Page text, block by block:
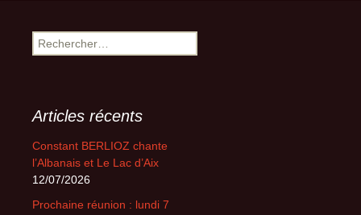
Rechercher :
Articles récents
Constant BERLIOZ chante
l’Albanais et Le Lac d’Aix
12/07/2026
Prochaine réunion : lundi 7